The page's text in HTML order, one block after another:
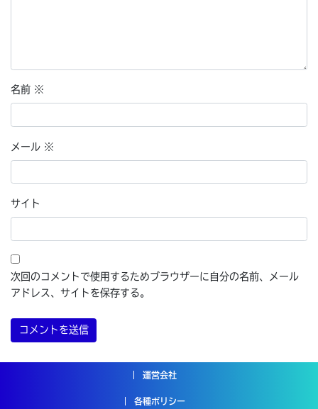
名前 ※
メール ※
サイト
次回のコメントで使用するためブラウザーに自分の名前、メール
アドレス、サイトを保存する。
運営会社
各種ポリシー